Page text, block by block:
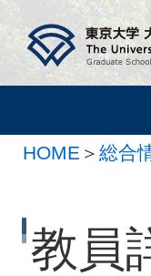
HOME ＞ 総合
教員